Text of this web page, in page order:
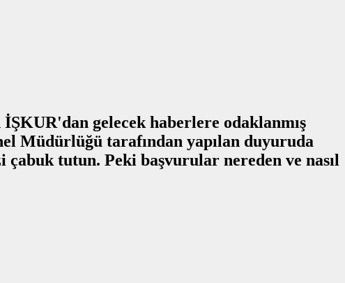
gelecek haberlere odaklanmış
Müdürlüğü tarafından yapılan duyuruda
tutun. Peki başvurular nereden ve nasıl